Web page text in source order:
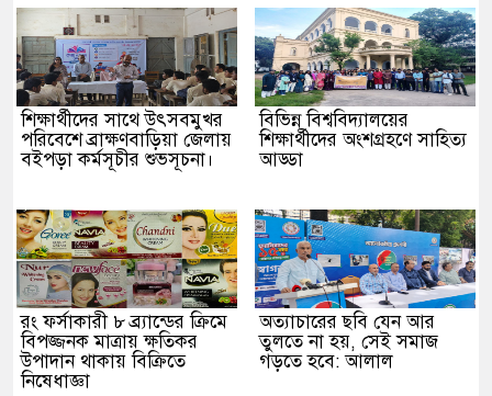
শিক্ষার্থীদের সাথে উৎসবমুখর
পরিবেশে ব্রাক্ষণবাড়িয়া জেলায়
বইপড়া কর্মসূচীর শুভসূচনা।
বিভিন্ন বিশ্ববিদ্যালয়ের
শিক্ষার্থীদের অংশগ্রহণে সাহিত্য
আড্ডা
রং ফর্সাকারী ৮ ব্র্যান্ডের ক্রিমে
বিপজ্জনক মাত্রায় ক্ষতিকর
উপাদান থাকায় বিক্রিতে
নিষেধাজ্ঞা
অত্যাচারের ছবি যেন আর
তুলতে না হয়, সেই সমাজ
গড়তে হবে: আলাল